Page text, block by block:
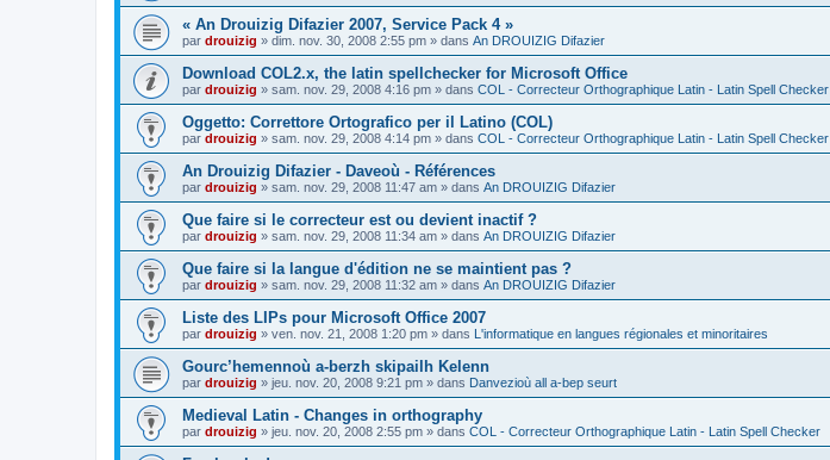
« An Drouizig Difazier 2007, Service Pack 4 »
par drouizig » dim. nov. 30, 2008 2:55 pm » dans An DROUIZIG Difazier
Download COL2.x, the latin spellchecker for Microsoft Office
par drouizig » sam. nov. 29, 2008 4:16 pm » dans COL - Correcteur Orthographique Latin - Latin Spell Checker
Oggetto: Correttore Ortografico per il Latino (COL)
par drouizig » sam. nov. 29, 2008 4:14 pm » dans COL - Correcteur Orthographique Latin - Latin Spell Checker
An Drouizig Difazier - Daveoù - Références
par drouizig » sam. nov. 29, 2008 11:47 am » dans An DROUIZIG Difazier
Que faire si le correcteur est ou devient inactif ?
par drouizig » sam. nov. 29, 2008 11:34 am » dans An DROUIZIG Difazier
Que faire si la langue d'édition ne se maintient pas ?
par drouizig » sam. nov. 29, 2008 11:32 am » dans An DROUIZIG Difazier
Liste des LIPs pour Microsoft Office 2007
par drouizig » ven. nov. 21, 2008 1:20 pm » dans L'informatique en langues régionales et minoritaires
Gourc’hemennoù a-berzh skipailh Kelenn
par drouizig » jeu. nov. 20, 2008 9:21 pm » dans Danvezioù all a-bep seurt
Medieval Latin - Changes in orthography
par drouizig » jeu. nov. 20, 2008 2:55 pm » dans COL - Correcteur Orthographique Latin - Latin Spell Checker